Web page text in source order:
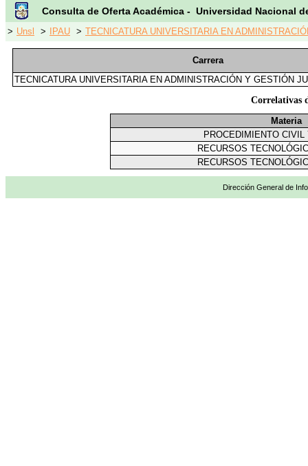
Consulta de Oferta Académica - Universidad Nacional
> Unsl > IPAU > TECNICATURA UNIVERSITARIA EN
Carrera
TECNICATURA UNIVERSITARIA EN ADMINISTRACIÓN Y GESTIÓN
Correlativas
Materia
PROCEDIMIENTO CIVIL
RECURSOS
RECURSOS
Dirección General de